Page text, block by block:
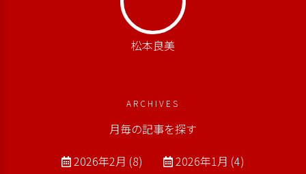
松本良美
ARCHIVES
月毎の記事を探す
2026年2月 (8)
2026年1月 (4)